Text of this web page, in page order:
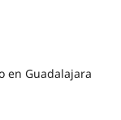
en Guadalajara